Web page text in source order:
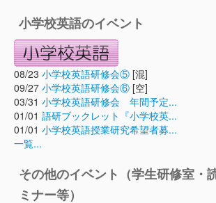
小学校英語のイベント
08/23 小学校英語研修会⑤ [混]
09/27 小学校英語研修会⑥ [空]
03/31 小学校英語研修会 年間予定...
01/01 語研ブックレット『小学校英...
01/01 小学校英語授業研究希望者募...
一覧...
その他のイベント（学生研修室・
ミナー等）